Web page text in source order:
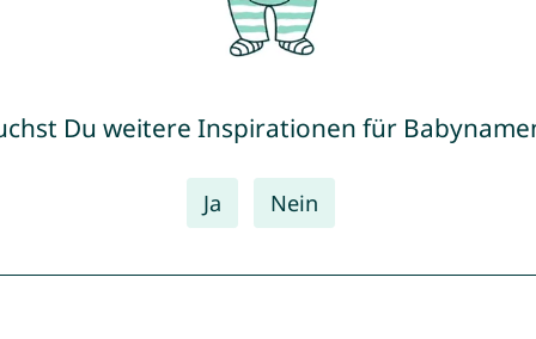
Du weitere Inspirationen für
Ja Nein